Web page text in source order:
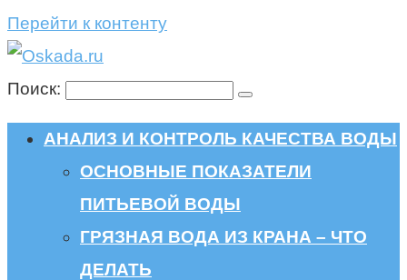
Перейти к контенту
Поиск:
АНАЛИЗ И КОНТРОЛЬ КАЧЕСТВА ВОДЫ
ОСНОВНЫЕ ПОКАЗАТЕЛИ
ПИТЬЕВОЙ ВОДЫ
ГРЯЗНАЯ ВОДА ИЗ КРАНА – ЧТО
ДЕЛАТЬ